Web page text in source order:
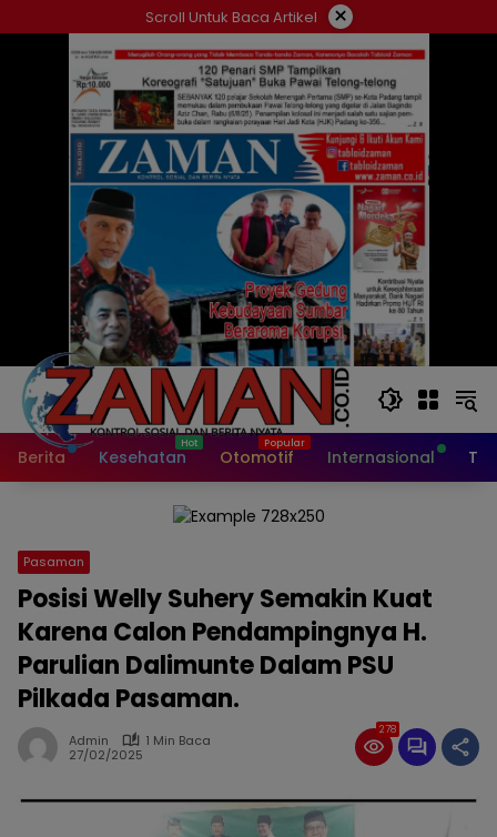
ke
Scroll Untuk Baca Artikel ×
Berita Kesehatan Otomotif Internasional
Pasaman
Posisi Welly Suhery Semakin Kuat
Karena Calon Pendampingnya H.
Parulian Dalimunte Dalam PSU
Pilkada Pasaman.
Admin
1 Min Baca
27/02/2025
278